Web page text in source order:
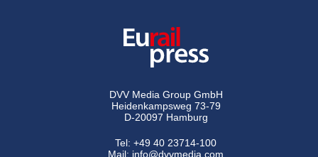
DVV Media Group GmbH
Heidenkampsweg 73-79
D-20097 Hamburg
Tel: +49 40 23714-100
Mail: info@dvvmedia.com